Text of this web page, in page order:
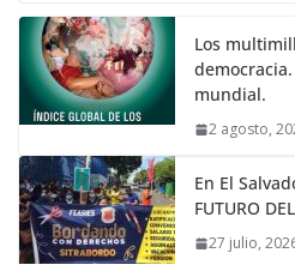
Los
mundial.
2 agosto,
En El
FUTURO
27 julio,